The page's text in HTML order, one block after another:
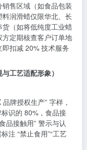
销售区域（如食品包装
润滑蜡仅限华北、长
（如将低纯度工业蜡
定期核查客户订单地
扣减 20% 技术服务
工艺适配形象）
牌授权生产” 字样，
识的 80%，食品接
品接触用” 警示与认
注 “禁止食用”“工艺